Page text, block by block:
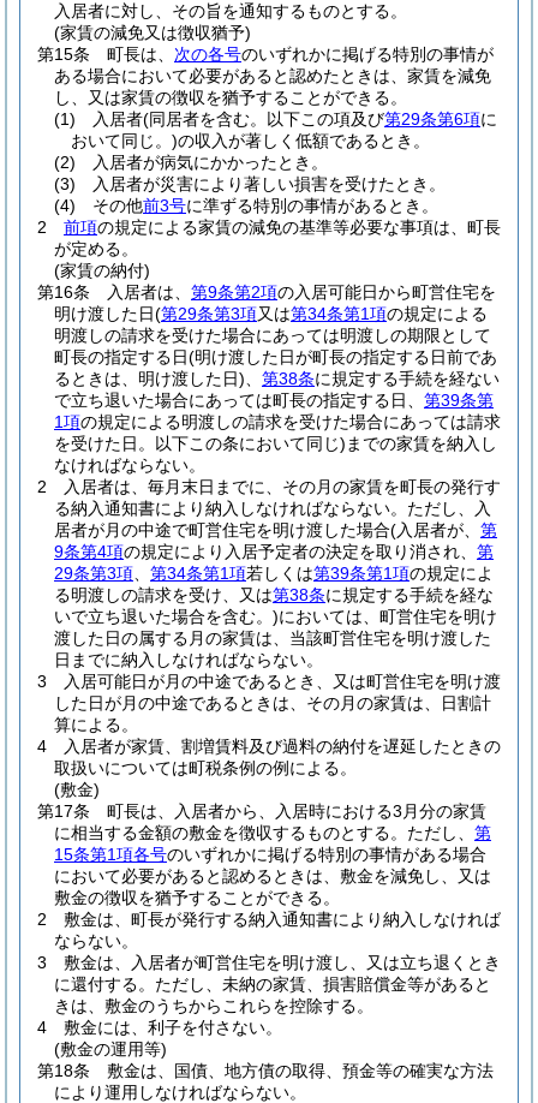
入居者に対し、その旨を通知するものとする。
(家賃の減免又は徴収猶予)
第15条
町長は、 次の各号のいずれかに掲げる特別の事情が
ある場合において必要があると認めたときは、家賃を減免
し、又は家賃の徴収を猶予することができる。
(1)
入居者(同居者を含む。以下この項及び第29条第6項に
おいて同じ。)の収入が著しく低額であるとき。
(2)
入居者が病気にかかったとき。
(3)
入居者が災害により著しい損害を受けたとき。
(4)
その他前3号に準ずる特別の事情があるとき。
2
前項の規定による家賃の減免の基準等必要な事項は、町長
が定める。
(家賃の納付)
第16条
入居者は、 第9条第2項の入居可能日から町営住宅を
明け渡した日(第29条第3項又は第34条第1項の規定による
明渡しの請求を受けた場合にあっては明渡しの期限として
町長の指定する日(明け渡した日が町長の指定する日前であ
るときは、明け渡した日)
第38条に規定する手続を経ない
で立ち退いた場合にあっては町長の指定する日、 第39条第
1項の規定による明渡しの請求を受けた場合にあっては請求
を受けた日。以下この条において同じ) までの家賃を納入し
なければならない。
2
入居者は、毎月末日までに、その月の家賃を町長の発行す
る納入通知書により納入しなければならない。 ただし、入
居者が月の中途で町営住宅を明け渡した場合(入居者が、 第
9条第4項の規定により入居予定者の決定を取り消され、 第
29条第3項
第34条第1項若しくは第39条第1項の規定によ
る明渡しの請求を受け、又は第38条に規定する手続を経な
いで立ち退いた場合を含む。)においては、町営住宅を明け
渡した日の属する月の家賃は、当該町営住宅を明け渡した
日までに納入しなければならない。
3
入居可能日が月の中途であるとき、又は町営住宅を明け渡
した日が月の中途であるときは、その月の家賃は、日割計
算による。
4
入居者が家賃、割増賃料及び過料の納付を遅延したときの
取扱いについては町税条例の例による。
(敷金)
第17条
町長は、入居者から、入居時における3月分の家賃
に相当する金額の敷金を徴収するものとする。 ただし、 第
15条第1項各号のいずれかに掲げる特別の事情がある場合
において必要があると認めるときは、敷金を減免し、又は
敷金の徴収を猶予することができる。
2
敷金は、町長が発行する納入通知書により納入しなければ
ならない。
3
敷金は、入居者が町営住宅を明け渡し、又は立ち退くとき
に還付する。 ただし、未納の家賃、損害賠償金等があると
きは、敷金のうちからこれらを控除する。
4
敷金には、利子を付さない。
(敷金の運用等)
第18条
敷金は、国債、地方債の取得、預金等の確実な方法
により運用しなければならない。